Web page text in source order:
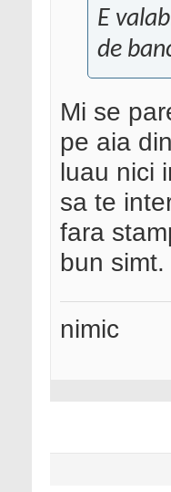
E
de
Mi se
pe aia
luau nici
sa te
fara
bun simt.
nimic